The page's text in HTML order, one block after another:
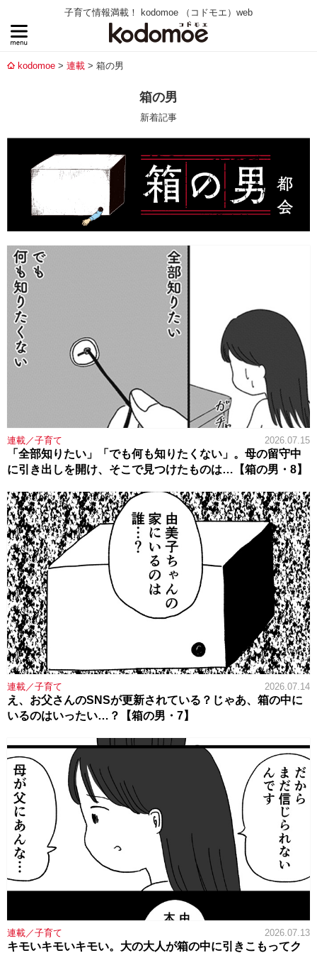
子育て情報満載！ kodomoe （コドモエ）web
kodomoe 連載 箱の男
箱の男
新着記事
連載／子育て 2026.07.15
「全部知りたい」「でも何も知りたくない」。母の留守中
に引き出しを開け、そこで見つけたものは…【箱の男・8】
連載／子育て 2026.07.14
え、お父さんのSNSが更新されている？じゃあ、箱の中に
いるのはいったい…？【箱の男・7】
連載／子育て 2026.07.13
キモいキモいキモい。大の大人が箱の中に引きこもってク